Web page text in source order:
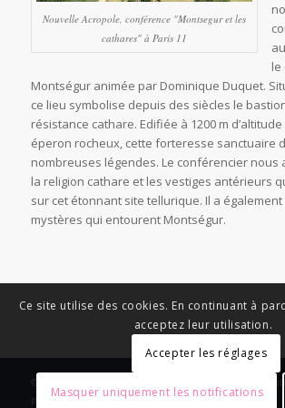
Nouvelle Acropole, conférence "Montsegur et les
cathares" à Paris 11
le
Montségur animée par Dominique Duquet.
ce lieu symbolise depuis des siècles le
résistance cathare. Edifiée à 1200 m d’altitude
éperon rocheux, cette forteresse sanctuaire
nombreuses légendes. Le conférencier nous
la religion cathare et les vestiges antérieurs
sur cet étonnant site tellurique. Il a
mystères qui entourent Montségur.
© Copyright - News Nouvelle Acropole - 2023 -
Politique de confidentialité
Ce site utilise des cookies. En continuant à
acceptez leur utilisation.
Accepter les réglages
Masquer uniquement les notifications